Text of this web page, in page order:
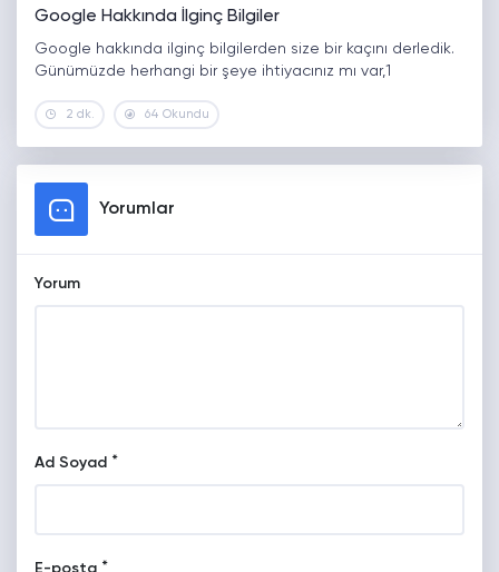
Google Hakkında İlginç Bilgiler
Google hakkında ilginç bilgilerden size bir kaçını derledik.
Günümüzde herhangi bir şeye ihtiyacınız mı var,1
2 dk. 64 Okundu
Yorumlar
Yorum
Ad Soyad *
E-posta